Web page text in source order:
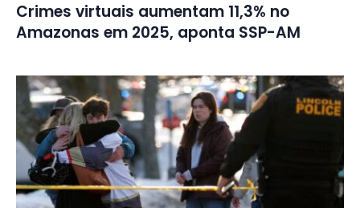
Crimes virtuais aumentam 11,3% no
Amazonas em 2025, aponta SSP-AM